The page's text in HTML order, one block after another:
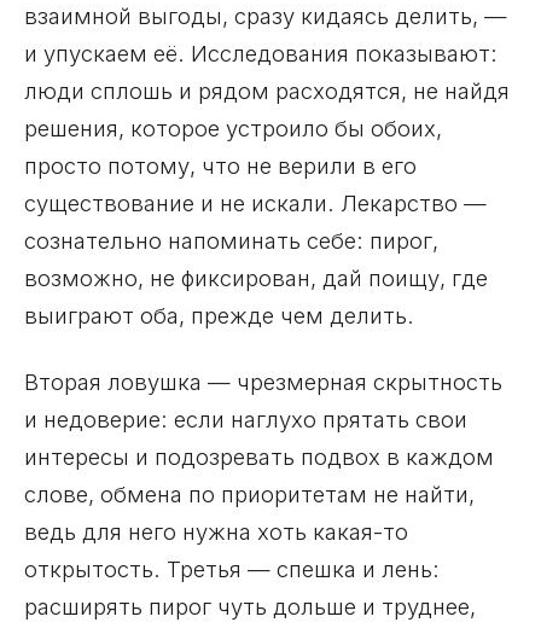
взаимной выгоды, сразу кидаясь делить, —
и упускаем её. Исследования показывают:
люди сплошь и рядом расходятся, не найдя
решения, которое устроило бы обоих,
просто потому, что не верили в его
существование и не искали. Лекарство —
сознательно напоминать себе: пирог,
возможно, не фиксирован, дай поищу, где
выиграют оба, прежде чем делить.
Вторая ловушка — чрезмерная скрытность
и недоверие: если наглухо прятать свои
интересы и подозревать подвох в каждом
слове, обмена по приоритетам не найти,
ведь для него нужна хоть какая-то
открытость. Третья — спешка и лень:
расширять пирог чуть дольше и труднее,